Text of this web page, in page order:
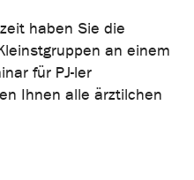
haben Sie die
an einem
für PJ-ler
Ihnen alle ärztilchen